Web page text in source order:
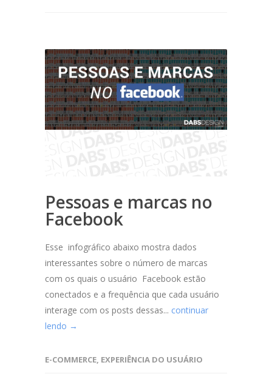
Pessoas e marcas no
Facebook
Esse infográfico abaixo mostra dados
interessantes sobre o número de marcas
com os quais o usuário Facebook estão
conectados e a frequência que cada usuário
interage com os posts dessas... continuar
lendo →
E-COMMERCE, EXPERIÊNCIA DO USUÁRIO